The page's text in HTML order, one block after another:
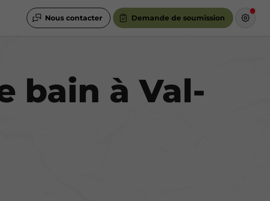
Nous contacter Demande de soumission
bain à Val-